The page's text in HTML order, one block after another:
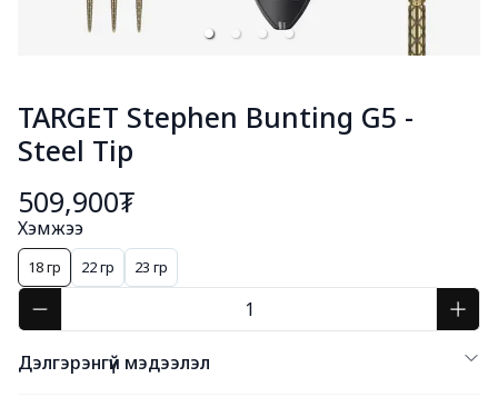
TARGET Stephen Bunting G5 -
Steel Tip
509,900₮
Хэмжээ
18 гр 22 гр 23 гр
Дэлгэрэнгүй мэдээлэл